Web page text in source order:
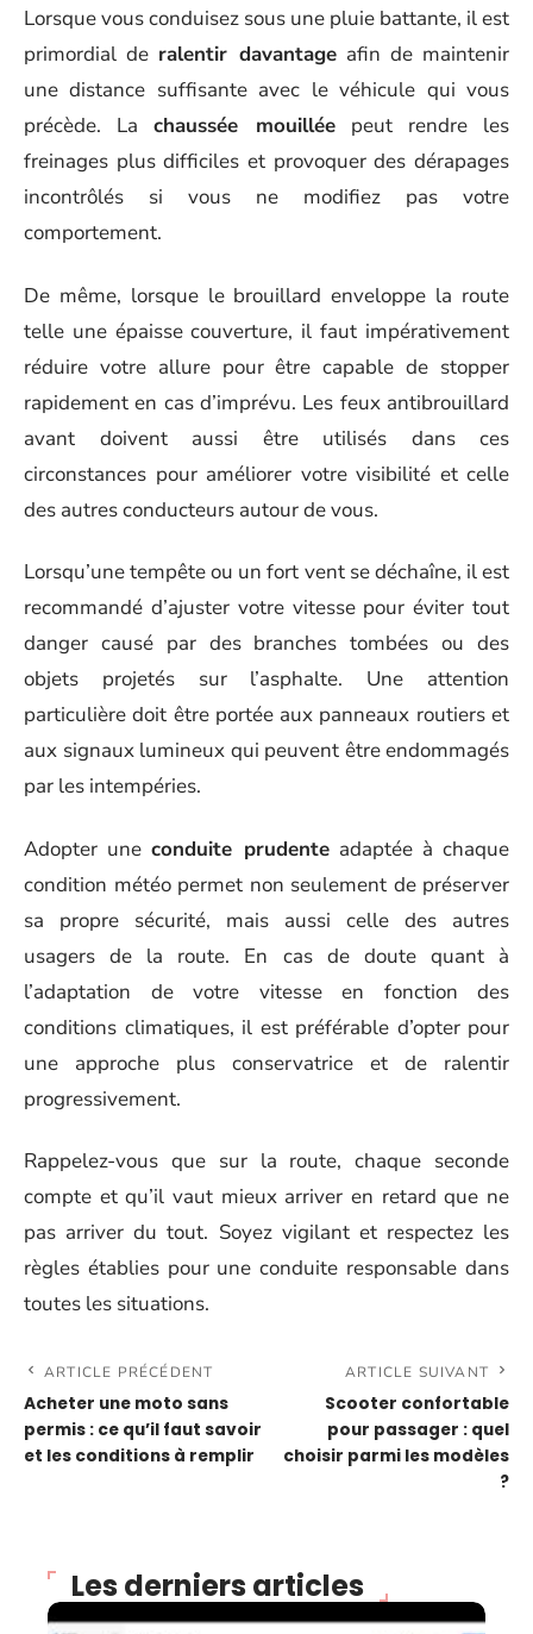
Lorsque vous conduisez sous une pluie battante, il est
primordial de ralentir davantageafin de maintenir
une distance suffisante avec le véhicule qui vous
précède. Lachaussée mouilléepeut rendre les
freinages plus difficiles et provoquer des dérapages
incontrôlés si vous ne modifiez pas votre
comportement.
De même, lorsque le brouillard enveloppe la route
telle une épaisse couverture, il faut impérativement
réduire votre allure pour être capable de stopper
rapidement en cas d’imprévu. Les feux antibrouillard
avant doivent aussi être utilisés dans ces
circonstances pour améliorer votre visibilité et celle
des autres conducteurs autour de vous.
Lorsqu’une tempête ou un fort vent se déchaîne, il est
recommandé d’ajuster votre vitesse pour éviter tout
danger causé par des branches tombées ou des
objets projetés sur l’asphalte. Une attention
particulière doit être portée aux panneaux routiers et
aux signaux lumineux qui peuvent être endommagés
par les intempéries.
Adopter uneconduite prudenteadaptée à chaque
condition météo permet non seulement de préserver
sa propre sécurité, mais aussi celle des autres
usagers de la route. En cas de doute quant à
l’adaptation de votre vitesse en fonction des
conditions climatiques, il est préférable d’opter pour
une approche plus conservatrice et de ralentir
progressivement.
Rappelez-vous que sur la route, chaque seconde
compte et qu’il vaut mieux arriver en retard que ne
pas arriver du tout. Soyez vigilant et respectez les
règles établies pour une conduite responsable dans
toutes les situations.
ARTICLE PRÉCÉDENT
Acheter une moto sans
permis : ce qu’il faut savoir
et les conditions à remplir
ARTICLE SUIVANT
Scooter confortable
pour passager : quel
choisir parmi les modèles
?
Les derniers articles